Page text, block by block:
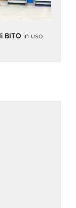
BITO in uso